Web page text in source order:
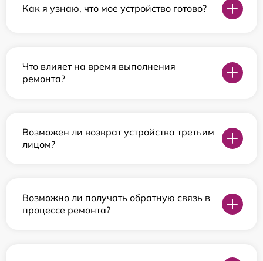
Как я узнаю, что мое устройство готово?
Что влияет на время выполнения
ремонта?
Возможен ли возврат устройства третьим
лицом?
Возможно ли получать обратную связь в
процессе ремонта?